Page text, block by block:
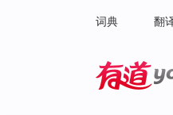
词典 翻